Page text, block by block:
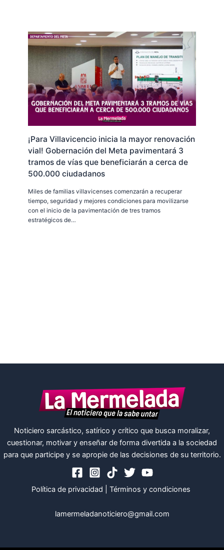
¡Para Villavicencio inicia la mayor renovación
vial! Gobernación del Meta pavimentará 3
tramos de vías que beneficiarán a cerca de
500.000 ciudadanos
Miles de familias villavicenses comenzarán a recuperar
tiempo, seguridad y mejores condiciones para movilizarse
con el inicio de la pavimentación de tres tramos
estratégicos de…
Noticiero sarcástico, satírico y crítico que busca moralizar,
cuestionar, motivar y enseñar de forma divertida a la sociedad
para que participe y se apropie de las decisiones de su territorio.
Política de privacidad Términos y condiciones
lamermeladanoticiero@gmail.com